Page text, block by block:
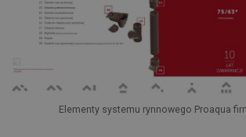
Elementy systemu rynnowego Proaqua